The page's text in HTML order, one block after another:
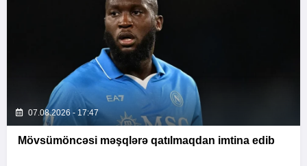
07.08.2026 - 17:47
Mövsümöncəsi məşqlərə qatılmaqdan imtina edib